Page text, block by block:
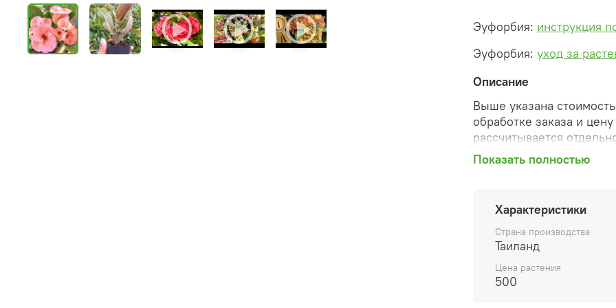
Эуфорбия: инструкция
Эуфорбия: уход за
Описание
Выше указана
обработке заказа и
рассчитывается
После оформления
способ доставки,
согласованные счета
предварительный заказ
Внимание: фото в
вы получите. Растения
Показать полностью
Характеристики
Страна производства
Таиланд
Цена растения
500